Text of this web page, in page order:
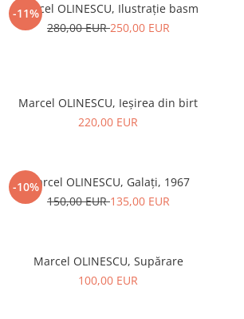
-11%
Marcel OLINESCU, Ilustrație basm
280,00 EUR250,00 EUR
Marcel OLINESCU, Ieșirea din birt
220,00 EUR
-10%Marcel OLINESCU, Galați, 1967
150,00 EUR135,00 EUR
Marcel OLINESCU, Supărare
100,00 EUR